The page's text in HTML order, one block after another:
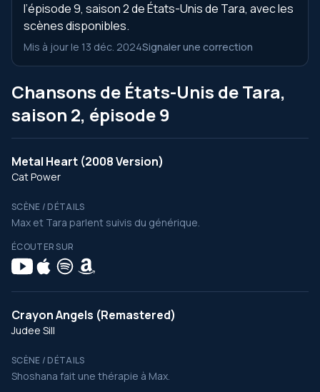
l’épisode 9, saison 2 de États-Unis de Tara, avec les
scènes disponibles.
Mis à jour le 13 déc. 2024Signaler une correction
Chansons de États-Unis de Tara,
saison 2, épisode 9
Metal Heart (2008 Version)
Cat Power
SCÈNE / DÉTAILS
Max et Tara parlent suivis du générique.
ÉCOUTER SUR
Crayon Angels (Remastered)
Judee Sill
SCÈNE / DÉTAILS
Shoshana fait une thérapie à Max.